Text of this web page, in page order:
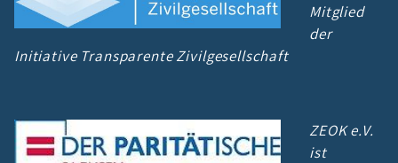
Mitglied
der
Initiative Transparente Zivilgesellschaft
ZEOK e.V.
ist